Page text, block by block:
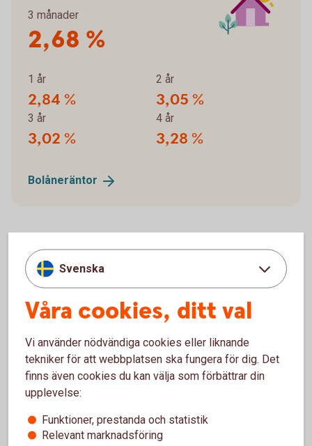
3 månader
2,68 %
1 år
2,84 %
2 år
3,05 %
3 år
3,02 %
4 år
3,28 %
Bolåneräntor
Svenska
Våra cookies, ditt val
Vi använder nödvändiga cookies eller liknande
tekniker för att webbplatsen ska fungera för dig. Det
finns även cookies du kan välja som förbättrar din
upplevelse:
Funktioner, prestanda och statistik
Relevant marknadsföring